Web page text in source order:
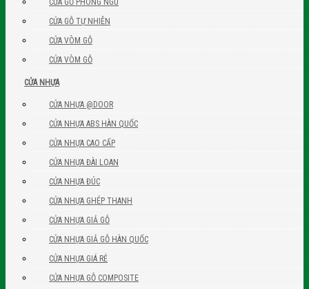
CỬA GỖ TỰ NHIÊN
CỬA VÒM GỖ
CỬA VÒM GỖ
CỬA NHỰA
CỬA NHỰA @DOOR
CỬA NHỰA ABS HÀN QUỐC
CỬA NHỰA CAO CẤP
CỬA NHỰA ĐÀI LOAN
CỬA NHỰA ĐÚC
CỬA NHỰA GHÉP THANH
CỬA NHỰA GIẢ GỖ
CỬA NHỰA GIẢ GỖ HÀN QUỐC
CỬA NHỰA GIÁ RẺ
CỬA NHỰA GỖ COMPOSITE